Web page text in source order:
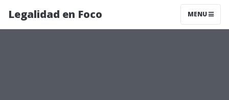
Legalidad en Foco MENU